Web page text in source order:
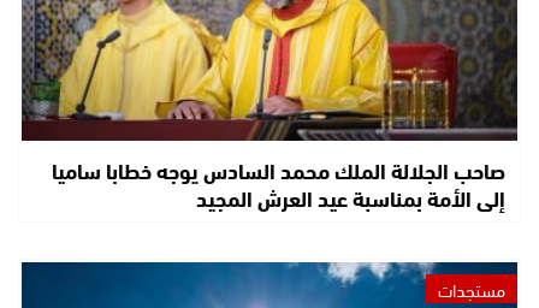
صاحب الجلالة الملك محمد السادس يوجه خطابا ساميا
إلى الأمة بمناسبة عيد العرش المجيد
مستجدات